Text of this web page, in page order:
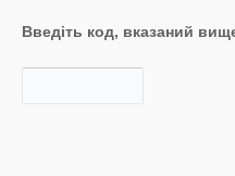
Введіть код, вказаний